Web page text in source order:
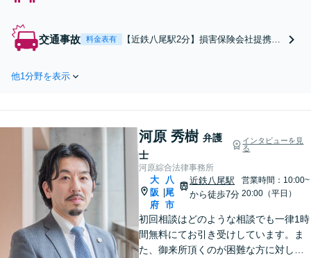
せください。依頼者第一の姿勢
交通事故 料金表有
【近鉄八尾駅2分】損害保険会社提携の
広く対応。適切な補償を受けられるよ
他1分野を表示
河原 秀樹 弁護
士
インタビューを見
る
河原綜合法律事務所
大
阪
府
八
尾
市
近鉄八尾駅
から徒歩7分
営業時間：10:00~
20:00（平日）
初回相談はどのような相談でも一律1時
間無料にてお引き受けしています。ま
た、御来所頂くのが困難な方に対して